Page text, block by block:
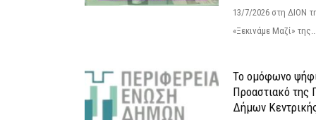
13/7/2026 στη ΔΙΟΝ
«Ξεκινάμε Μαζί»
Το ομόφωνο
Προαστιακό της
Δήμων